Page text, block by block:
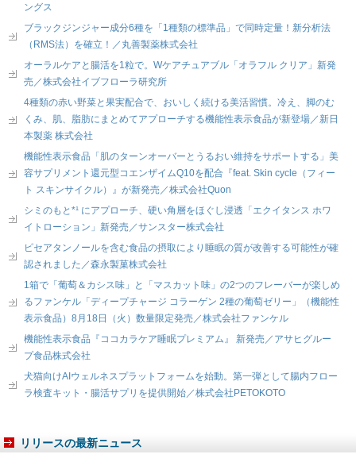
ングス
ブラックジンジャー成分6種を「1種類の標準品」で同時定量！新分析法
（RMS法）を確立！／丸善製薬株式会社
オーラルケアと腸活を1粒で。Wケアチュアブル「オラフル クリア」新発
売／株式会社イブフローラ研究所
4種類の赤い野菜と果実配合で、おいしく続ける美活習慣。冷え、脚のむ
くみ、肌、脂肪にまとめてアプローチする機能性表示食品が新登場／新日
本製薬 株式会社
機能性表示食品「肌のターンオーバーとうるおい維持をサポートする」美
容サプリメント還元型コエンザイムQ10を配合『feat. Skin cycle（フィー
ト スキンサイクル）』が新発売／株式会社Quon
シミのもと*¹ にアプローチ、硬い角層をほぐし浸透「エクイタンス ホワ
イトローション」新発売／サンスター株式会社
ピセアタンノールを含む食品の摂取により睡眠の質が改善する可能性が確
認されました／森永製菓株式会社
1箱で「葡萄＆カシス味」と「マスカット味」の2つのフレーバーが楽しめ
るファンケル「ディープチャージ コラーゲン 2種の葡萄ゼリー」（機能性
表示食品）8月18日（火）数量限定発売／株式会社ファンケル
機能性表示食品『ココカラケア睡眠プレミアム』 新発売／アサヒグルー
プ食品株式会社
犬猫向けAIウェルネスプラットフォームを始動。第一弾として腸内フロー
ラ検査キット・腸活サプリを提供開始／株式会社PETOKOTO
リリースの最新ニュース